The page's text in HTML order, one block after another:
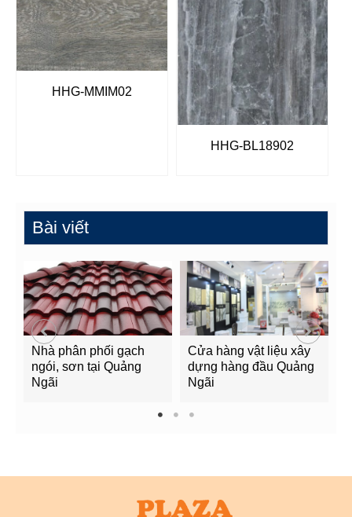
HHG-MMIM02
HHG-BL18902
Bài viết
Nhà phân phối gạch
ngói, sơn tại Quảng
Ngãi
Cửa hàng vật liệu xây
dựng hàng đầu Quảng
Ngãi
1 2 3